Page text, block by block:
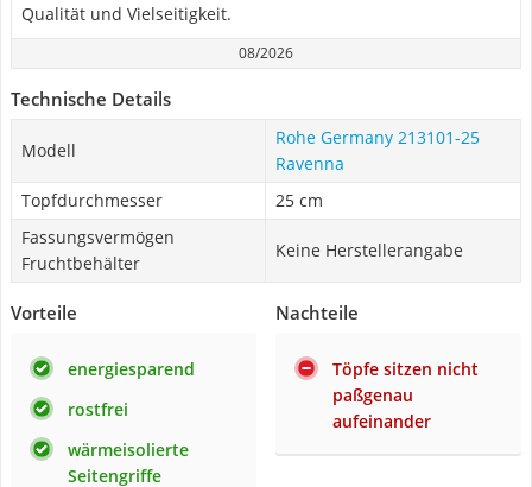
Qualität und Vielseitigkeit.
08/2026
Technische Details
Modell
Rohe Germany 213101-25
Ravenna
Topfdurchmesser
25 cm
Fassungsvermögen
Fruchtbehälter
Keine Herstellerangabe
Vorteile
energiesparend
rostfrei
wärmeisolierte
Seitengriffe
Nachteile
Töpfe sitzen nicht
paßgenau
aufeinander